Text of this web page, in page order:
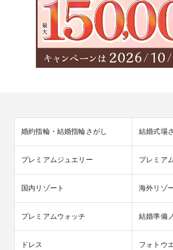
婚約指輪・結婚指輪さがし 結婚式場
プレミアムジュエリー プレミア
国内リゾート 海外リゾ
プレミアムウォッチ 結婚準備
ドレス フォトウ